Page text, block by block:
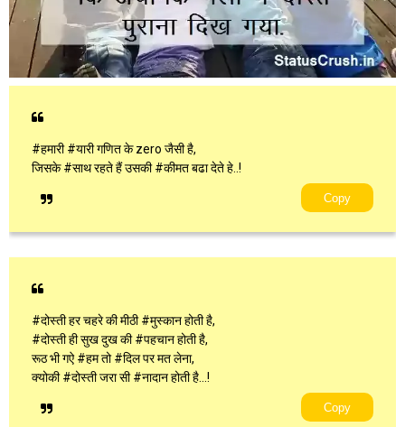
#हमारी #यारी गणित के zero जैसी है,
जिसके #साथ रहते हैं उसकी #कीमत बढा देते हे..!
Copy
#दोस्ती हर चहरे की मीठी #मुस्कान होती है,
#दोस्ती ही सुख दुख की #पहचान होती है,
रूठ भी गऐ #हम तो #दिल पर मत लेना,
क्योकी #दोस्ती जरा सी #नादान होती है...!
Copy